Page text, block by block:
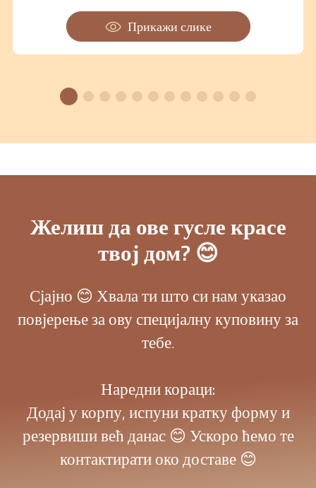
Прикажи слике
Желиш да ове гусле красе
твој дом? 😊
Сјајно 😊 Хвала ти што си нам указао
повјерење за ову специјалну куповину за
тебе.
Наредни кораци:
Додај у корпу, испуни кратку форму и
резервиши већ данас 😊 Ускоро ћемо те
контактирати око доставе 😊